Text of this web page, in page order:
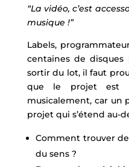
“La vidéo, c’est
musique !”
Labels,
centaines de
sortir du lot, il faut
que le projet est
musicalement, car un
projet qui s’étend au-
Comment trouver
du sens ?